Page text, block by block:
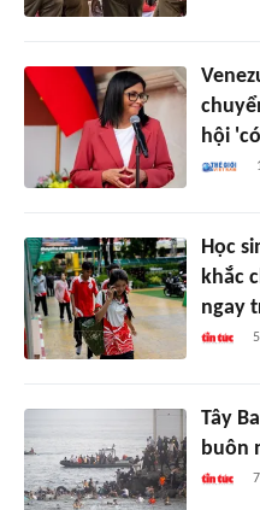
hội
Học
khắc
ngay
Tây
buôn